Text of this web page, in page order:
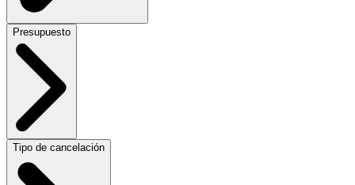
Presupuesto
Tipo de cancelación